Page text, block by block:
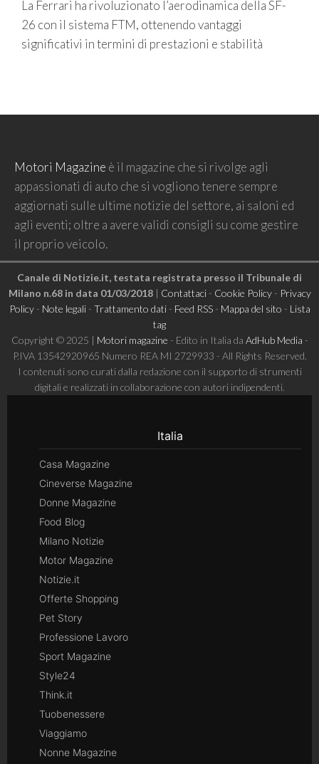
La Ferrari ha rivoluzionato l’aerodinamica della SF-
26 con il sistema FTM, ottenendo vantaggi
significativi in termini di prestazioni e stabilità
Motori Magazine è il magazine che si rivolge agli
appassionati di auto che si vogliono tenere sempre
aggiornati sulle ultime notizie del settore, ai saloni ed
agli eventi; oltre a avere validi consigli su come gestire
il proprio veicolo.
Canale di Notizie.it, testata registrata presso il Tribunale di
Milano n.68 in data 01/03/2018| Contattaci- Cookie Policy- Privacy
Policy- Note legali- Trattamento dati- Feed RSS- Mappa del sito - Lista
tag
Copyright © 2025 | Motori magazine - Edito in Italia da AdHub Media -
P.IVA 13542920965 Numero REA MI 2729933 - All Rights Reserved.
I contenuti sono curati dalla redazione con il supporto di strumenti
digitali e realizzati in collaborazione con autori indipendenti.
Italia
Casa Magazine
Cineverse Magazine
Donne Magazine
Food Blog
Milano Notizie
Motor Magazine
Notizie.it
Offerte Shopping
Pet Story
Professione Lavoro
Sport Magazine
Style24
Think.it
Tuobenessere
Viaggiamo
Nonne Magazine